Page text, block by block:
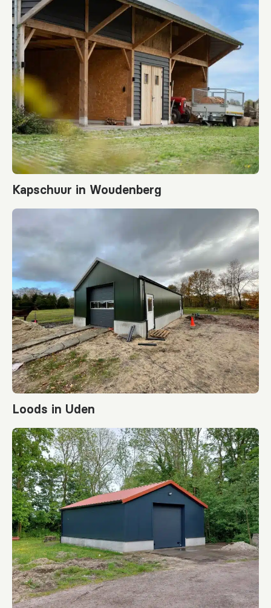
Kapschuur in Woudenberg
Loods in Uden